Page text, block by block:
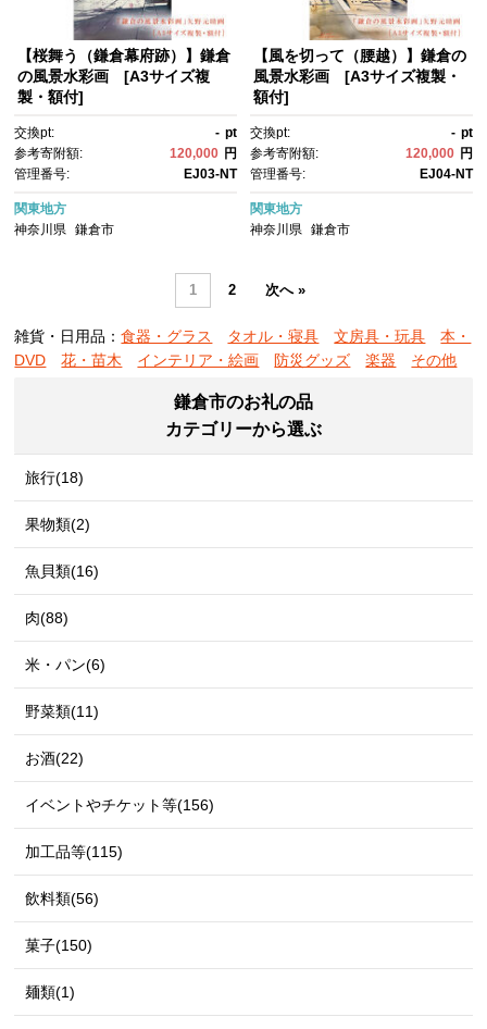
【桜舞う（鎌倉幕府跡）】鎌倉
の風景水彩画 [A3サイズ複
製・額付]
交換pt: - pt
参考寄附額:
120,000 円
管理番号:
EJ03-NT
関東地方
神奈川県
鎌倉市
【風を切って（腰越）】鎌倉の
風景水彩画 [A3サイズ複製・
額付]
交換pt: - pt
参考寄附額:
120,000 円
管理番号:
EJ04-NT
関東地方
神奈川県 鎌倉市
1 2 次へ »
雑貨・日用品：食器・グラス タオル・寝具 文房具・玩具
本・
DVD
花・苗木 インテリア・絵画 防災グッズ 楽器 その他
鎌倉市のお礼の品
カテゴリーから選ぶ
旅行(18)
果物類(2)
魚貝類(16)
肉(88)
米・パン(6)
野菜類(11)
お酒(22)
イベントやチケット等(156)
加工品等(115)
飲料類(56)
菓子(150)
麺類(1)